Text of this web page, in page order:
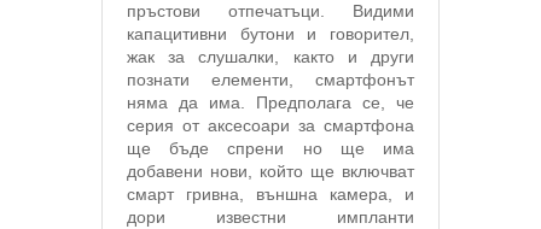
пръстови отпечатъци. Видими
капацитивни бутони и говорител,
жак за слушалки, както и други
познати елементи, смартфонът
няма да има. Предполага се, че
серия от аксесоари за смартфона
ще бъде спрени но ще има
добавени нови, който ще включват
смарт гривна, външна камера, и
дори известни импланти